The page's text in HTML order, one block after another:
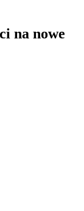
na nowe